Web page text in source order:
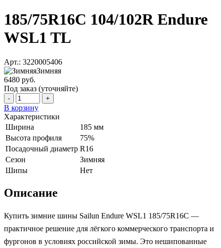
185/75R16C 104/102R Endure
WSL1 TL
Арт.: 3220005406
Зимняя
6480 руб.
Под заказ (уточняйте)
- +
В корзину
Характеристики
Ширина
185 мм
Высота профиля
75%
Посадочный диаметр R16
Сезон
Зимняя
Шипы
Нет
Описание
Купить зимние шины Sailun Endure WSL1 185/75R16C —
практичное решение для лёгкого коммерческого транспорта и
фургонов в условиях российской зимы. Это нешипованные